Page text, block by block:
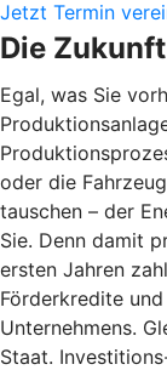
Jetzt Termin
Die
Egal, was Sie
oder die
tauschen – der
Sie. Denn damit
ersten Jahren
Förderkredite
Unternehmens.
Staat.